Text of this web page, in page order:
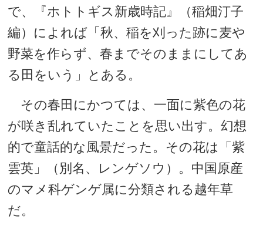
で、『ホトトギス新歳時記』（稲畑汀子
編）によれば「秋、稲を刈った跡に麦や
野菜を作らず、春までそのままにしてあ
る田をいう」とある。
その春田にかつては、一面に紫色の花
が咲き乱れていたことを思い出す。幻想
的で童話的な風景だった。その花は「紫
雲英」（別名、レンゲソウ）。中国原産
のマメ科ゲンゲ属に分類される越年草
だ。